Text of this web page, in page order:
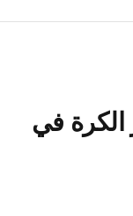
الكرة في